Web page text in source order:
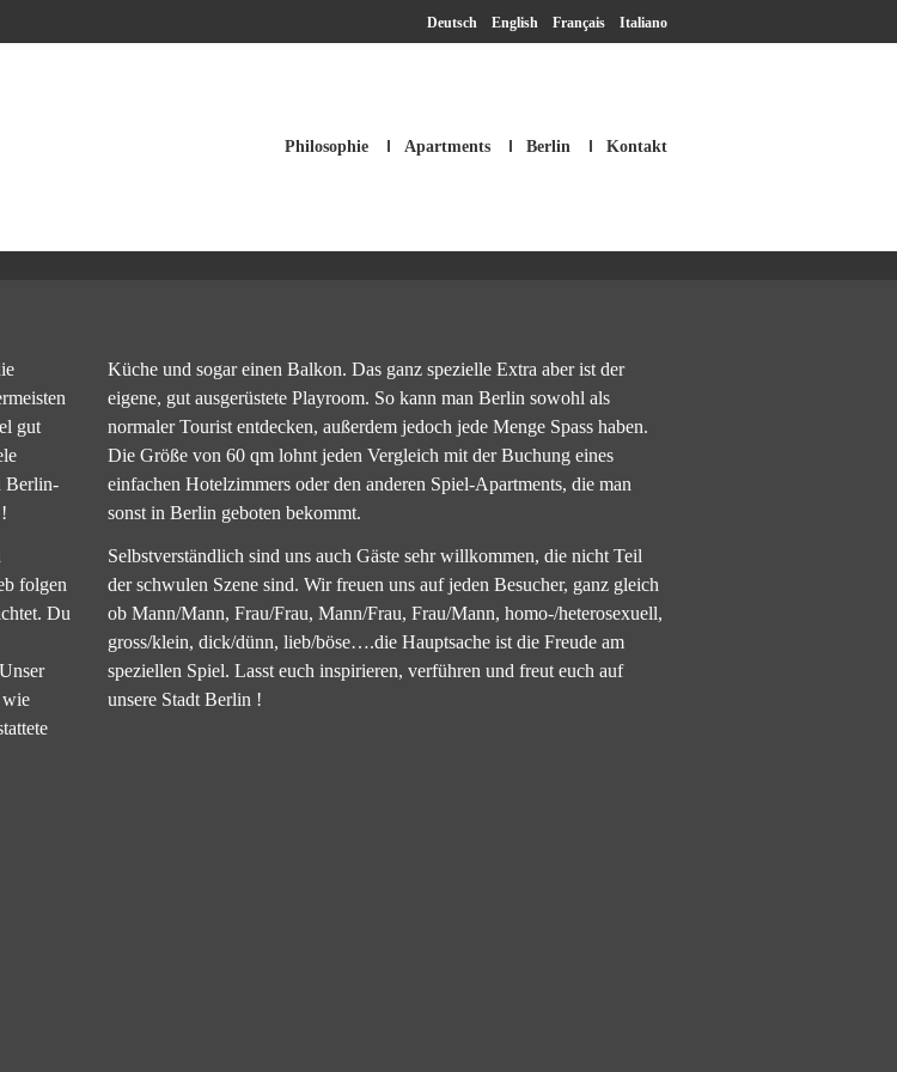
Deutsch English Français Italiano
Philosophie Apartments Berlin Kontakt
gut
Berlin-
folgen
Du
wie
Küche und sogar einen Balkon. Das ganz spezielle Extra aber ist der
eigene, gut ausgerüstete Playroom. So kann man Berlin sowohl als
normaler Tourist entdecken, außerdem jedoch jede Menge Spass haben.
Die Größe von 60 qm lohnt jeden Vergleich mit der Buchung eines
einfachen Hotelzimmers oder den anderen Spiel-Apartments, die man
sonst in Berlin geboten bekommt.
Selbstverständlich sind uns auch Gäste sehr willkommen, die nicht Teil
der schwulen Szene sind. Wir freuen uns auf jeden Besucher, ganz gleich
ob Mann/Mann, Frau/Frau, Mann/Frau, Frau/Mann, homo-/heterosexuell,
gross/klein, dick/dünn, lieb/böse….die Hauptsache ist die Freude am
speziellen Spiel. Lasst euch inspirieren, verführen und freut euch auf
unsere Stadt Berlin !